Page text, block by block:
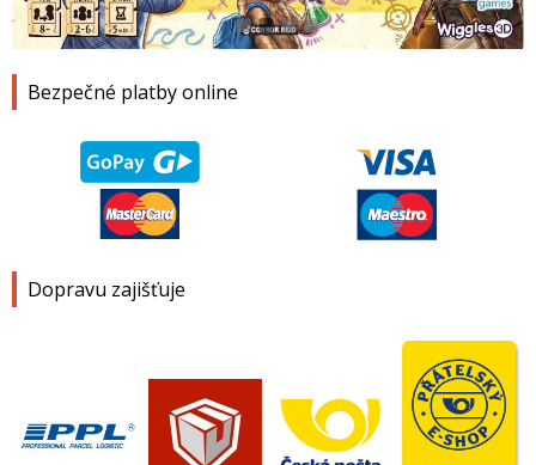
Bezpečné platby online
Dopravu zajišťuje